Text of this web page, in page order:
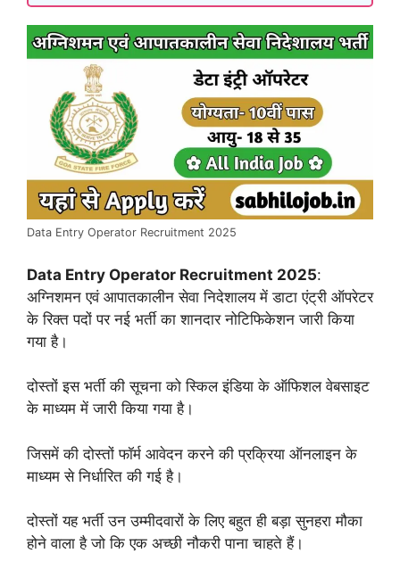
Data Entry Operator Recruitment 2025
Data Entry Operator Recruitment 2025:
अग्निशमन एवं आपातकालीन सेवा निदेशालय में डाटा एंट्री ऑपरेटर
के रिक्त पदों पर नई भर्ती का शानदार नोटिफिकेशन जारी किया
गया है।
दोस्तों इस भर्ती की सूचना को स्किल इंडिया के ऑफिशल वेबसाइट
के माध्यम में जारी किया गया है।
जिसमें की दोस्तों फॉर्म आवेदन करने की प्रक्रिया ऑनलाइन के
माध्यम से निर्धारित की गई है।
दोस्तों यह भर्ती उन उम्मीदवारों के लिए बहुत ही बड़ा सुनहरा मौका
होने वाला है जो कि एक अच्छी नौकरी पाना चाहते हैं।